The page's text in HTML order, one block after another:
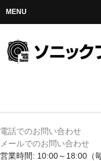
MENU
ホーム
メルセデス
電話でのお問い合わせ
メールでのお問い合わせ
営業時間: 10:00～18:00 （